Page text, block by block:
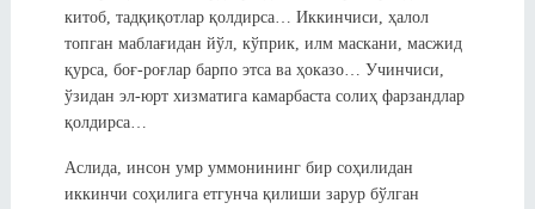
китоб, тадқиқотлар қолдирса… Иккинчиси, ҳалол
топган маблағидан йўл, кўприк, илм маскани, масжид
қурса, боғ-роғлар барпо этса ва ҳоказо… Учинчиси,
ўзидан эл-юрт хизматига камарбаста солиҳ фарзандлар
қолдирса…
Аслида, инсон умр уммонининг бир соҳилидан
иккинчи соҳилига етгунча қилиши зарур бўлган